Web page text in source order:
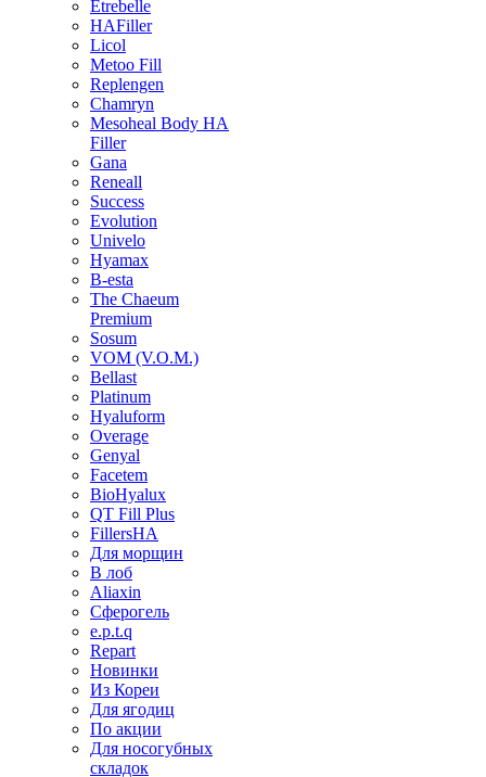
Etrebelle
HAFiller
Licol
Metoo Fill
Replengen
Chamryn
Mesoheal Body HA
Filler
Gana
Reneall
Success
Evolution
Univelo
Hyamax
B-esta
The Chaeum
Premium
Sosum
VOM (V.O.M.)
Bellast
Platinum
Hyaluform
Overage
Genyal
Facetem
BioHyalux
QT Fill Plus
FillersHA
Для морщин
В лоб
Aliaxin
Сферогель
e.p.t.q
Repart
Новинки
Из Кореи
Для ягодиц
По акции
Для носогубных
складок